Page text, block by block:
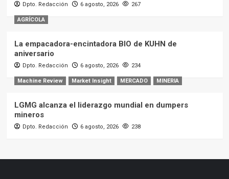
Dpto. Redacción 6 agosto, 2026 267
AGRÍCOLA
La empacadora-encintadora BIO de KUHN de
aniversario
Dpto. Redacción 6 agosto, 2026 234
Machine Review Market Insight MERCADO MINERIA
LGMG alcanza el liderazgo mundial en dumpers
mineros
Dpto. Redacción 6 agosto, 2026 238